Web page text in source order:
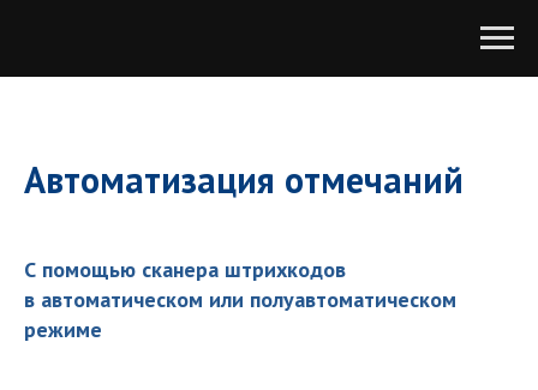
Автоматизация отмечаний
С помощью сканера штрихкодов
в автоматическом или полуавтоматическом
режиме